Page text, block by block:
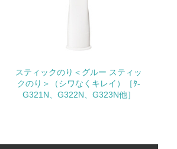
チェック
スティックのり＜グルー スティッ
クのり＞（シワなくキレイ）［ﾀ-
G321N、G322N、G323N他］